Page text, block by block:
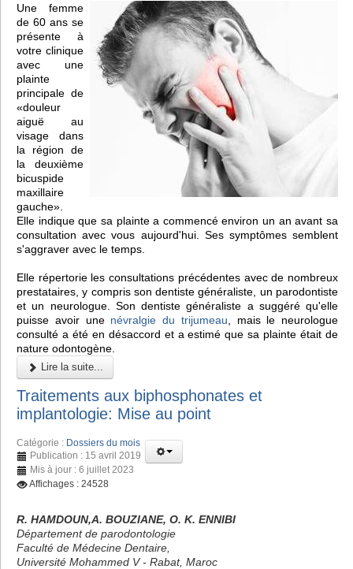
Une femme
de 60 ans se
présente à
votre clinique
avec une
plainte
principale de
«douleur
aiguë au
visage dans
la région de
la deuxième
bicuspide
maxillaire
gauche».
Elle indique que sa plainte a commencé environ un an avant sa
consultation avec vous aujourd'hui. Ses symptômes semblent
s'aggraver avec le temps.
Elle répertorie les consultations précédentes avec de nombreux
prestataires, y compris son dentiste généraliste, un parodontiste
et un neurologue. Son dentiste généraliste a suggéré qu'elle
puisse avoir une névralgie du trijumeau , mais le neurologue
consulté a été en désaccord et a estimé que sa plainte était de
nature odontogène.
Lire la suite...
Traitements aux biphosphonates et
implantologie: Mise au point
Catégorie : Dossiers du mois
Publication : 15 avril 2019
Mis à jour : 6 juillet 2023
Affichages : 24528
R. HAMDOUN,A. BOUZIANE, O. K. ENNIBI
Département de parodontologie
Faculté de Médecine Dentaire,
Université Mohammed V - Rabat, Maroc